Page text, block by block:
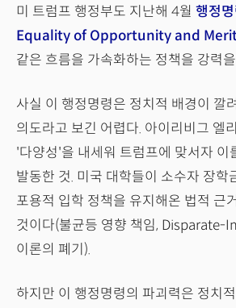
미 트럼프 행정부도 지난해 4월 행정
Equality of Opportunity and
같은 흐름을 가속화하는 정책을 강력
사실 이 행정명령은 정치적 배경이 깔
의도라고 보긴 어렵다. 아이리비그 엘
'다양성'을 내세워 트럼프에 맞서자 이
발동한 것. 미국 대학들이 소수자 장학
포용적 입학 정책을 유지해온 법적 근
것이다(불균등 영향 책임, Disparate-
이론의 폐기).
하지만 이 행정명령의 파괴력은 정치